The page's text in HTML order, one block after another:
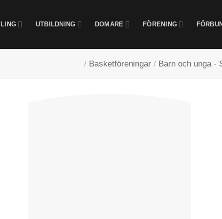
UTBILDNING DOMARE FÖRENING
/ Basketföreningar / Barn och unga -